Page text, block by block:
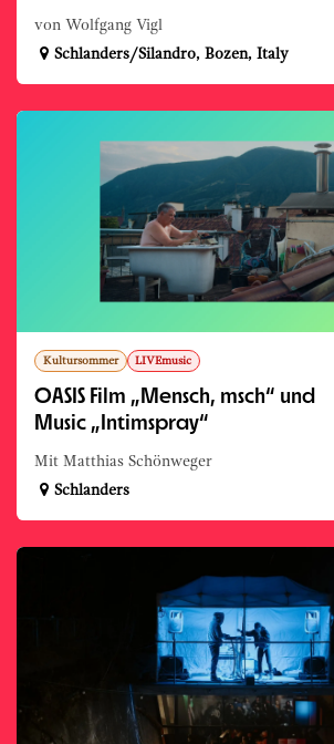
von Wolfgang Vigl
Schlanders/Silandro, Bozen, Italy
Kultursommer LIVEmusic
OASIS Film „Mensch, msch“ und
Music „Intimspray“
Mit Matthias Schönweger
Schlanders